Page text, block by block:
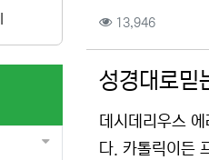
컨텐츠 정보
13,946조회
성경대로믿
데시데리우스
다. 카톨릭이든